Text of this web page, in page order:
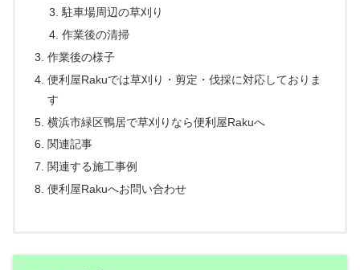
駐車場周辺の草刈り
作業後の清掃
作業後の様子
便利屋Rakuでは草刈り・剪定・伐採に対応しておりま
す
横浜市緑区鴨居で草刈りなら便利屋Rakuへ
関連記事
関連する施工事例
便利屋Rakuへお問い合わせ